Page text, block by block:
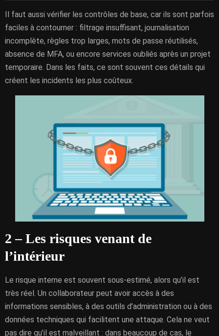
Il faut aussi vérifier les contrôles de base, car ils sont parfois
faciles à contourner : filtrage insuffisant, journalisation
incomplète, règles trop larges, mots de passe réutilisés,
absence de MFA, ou encore services oubliés après un projet
temporaire. Dans les faits, ce sont souvent ces détails qui
créent les incidents les plus coûteux.
2 – Les risques venant de
l’intérieur
Le risque interne est souvent sous-estimé, alors qu’il est
très réel. Un collaborateur peut avoir accès à des
informations sensibles, à des outils d’administration ou à des
données techniques qui facilitent une attaque. Cela ne veut
pas dire qu’il est malveillant : dans beaucoup de cas, le